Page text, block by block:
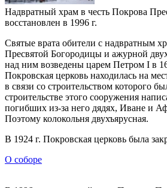
Надвратный храм в честь Покрова
восстановлен в 1996 г.
Святые врата обители с надвратным
Пресвятой Богородицы и ажурной
над ним возведены царем Петром I в
Покровская церковь находилась на
в связи со строительством которого
строительстве этого сооружения
погибших из-за него дядях, Иване и
Поэтому колокольня двухъярусная.
В 1924 г. Покровская церковь была
О соборе